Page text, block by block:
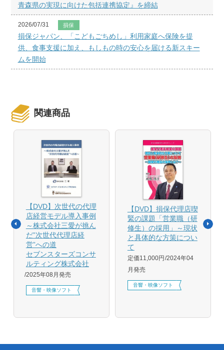
青森県の実現に向けた包括連携協定』を締結
2026/07/31 損保
損保ジャパン、「こどもごちめし」利用家庭へ保険を提
供、食事支援に加え、もしもの時の安心を届ける新スキー
ムを開始
関連商品
【DVD】次世代の代理
店経営モデル導入事例
～株式会社三愛が挑ん
だ”次世代代理店経
営”への道
セブンスターズコンサ
ルティング株式会社
2025年08月発売
音響・映像ソフト
【DVD】損保代理店喫
緊の課題「営業職（研
修生）の採用」～現状
と具体的な方策につい
て
定価11,000円 2024年04
月発売
音響・映像ソフト